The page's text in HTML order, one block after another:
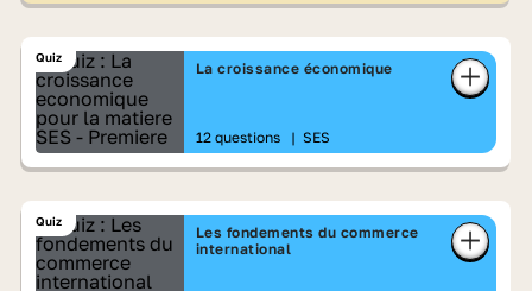
Quiz
La croissance économique
12 questions | SES
Quiz
Les fondements du commerce
international